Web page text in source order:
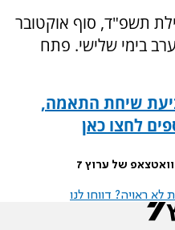
תשפ"ד, סוף אוקטובר
ערב בימי שלישי. פתח
שיחת התאמה,
לחצו כאן
של ערוץ 7
ראויה? דווחו לנו